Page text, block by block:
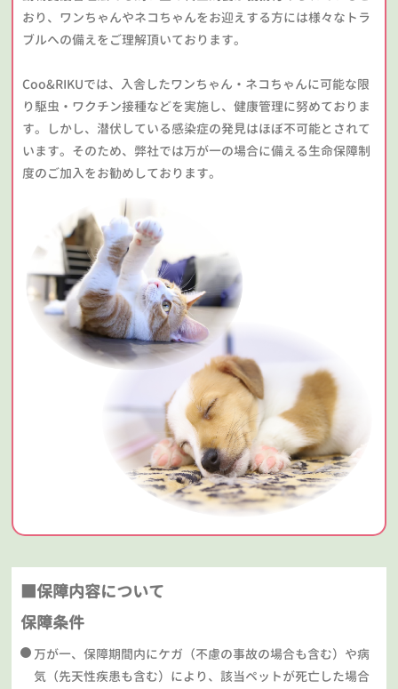
おり、ワンちゃんやネコちゃんをお迎えする方には様々なトラ
ブルへの備えをご理解頂いております。
Coo&RIKUでは、入舎したワンちゃん・ネコちゃんに可能な限
り駆虫・ワクチン接種などを実施し、健康管理に努めておりま
す。しかし、潜伏している感染症の発見はほぼ不可能とされて
います。そのため、弊社では万が一の場合に備える生命保障制
度のご加入をお勧めしております。
■保障内容について
保障条件
万が一、保障期間内にケガ（不慮の事故の場合も含む）や病
気（先天性疾患も含む）により、該当ペットが死亡した場合